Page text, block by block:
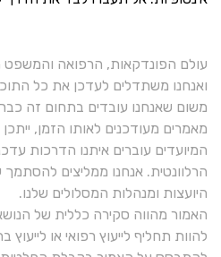
עולם הפונדקאות, הרפואה
ואנחנו משתדלים לעדכן את כל
משום שאנחנו עובדים בתחום זה
מאמרים מעודכנים לאותו הזמן,
המיועדים עוברים איתנו הדרכות
הרלוונטית. אנחנו ממליצים
היועצות ומנהלות המסלולים שלנו.
האמור מהווה סקירה כללית של
להוות תחליף לייעוץ רפואי או